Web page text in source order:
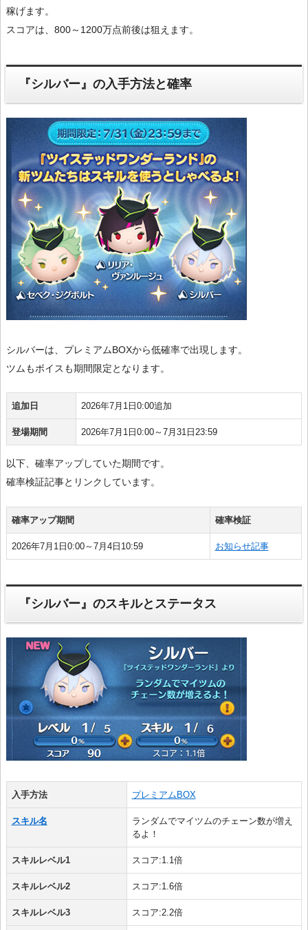
稼げます。
スコアは、800～1200万点前後は狙えます。
『シルバー』の入手方法と確率
シルバーは、プレミアムBOXから低確率で出現します。
ツムもボイスも期間限定となります。
追加日 2026年7月1日0:00追加
登場期間 2026年7月1日0:00～7月31日23:59
以下、確率アップしていた期間です。
確率検証記事とリンクしています。
確率アップ期間 確率検証
2026年7月1日0:00～7月4日10:59 お知らせ記事
『シルバー』のスキルとステータス
入手方法 プレミアムBOX
スキル名
ランダムでマイツムのチェーン数が増え
るよ！
スキルレベル1 スコア:1.1倍
スキルレベル2 スコア:1.6倍
スキルレベル3 スコア:2.2倍